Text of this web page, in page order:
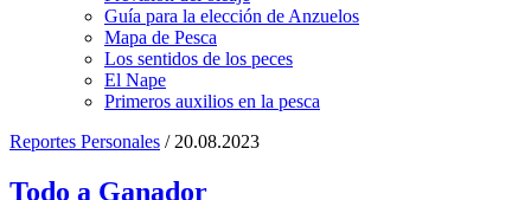
Guía para la elección de Anzuelos
Mapa de Pesca
Los sentidos de los peces
El Nape
Primeros auxilios en la pesca
Reportes Personales / 20.08.2023
Todo a Ganador